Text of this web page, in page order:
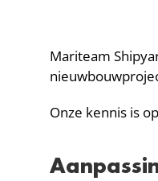
Mariteam
Onze kennis is